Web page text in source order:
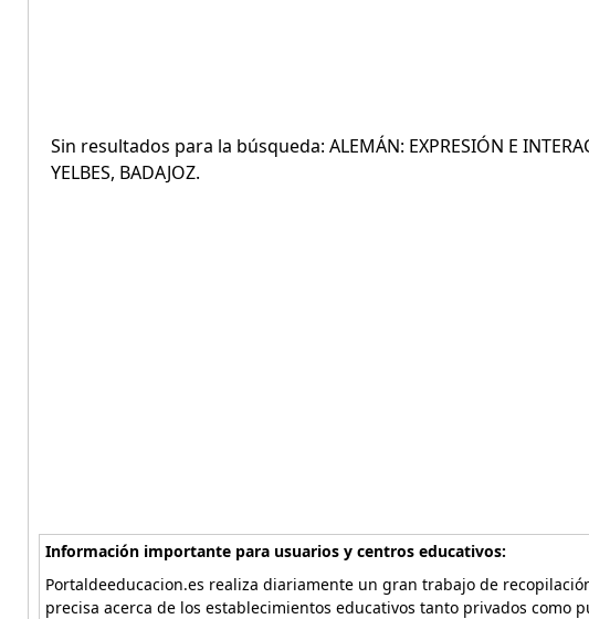
Sin resultados para la búsqueda: ALEMÁN: EXPRESIÓN E
YELBES, BADAJOZ.
Información importante para usuarios y centros educativos:
Portaldeeducacion.es realiza diariamente un gran trabajo de
precisa acerca de los establecimientos educativos tanto privados como